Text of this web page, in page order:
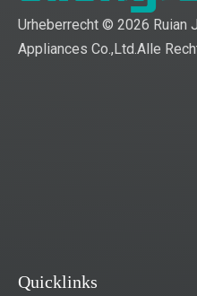
Urheberrecht © 2026 Ruian
Appliances Co.,Ltd.Alle
Quicklinks